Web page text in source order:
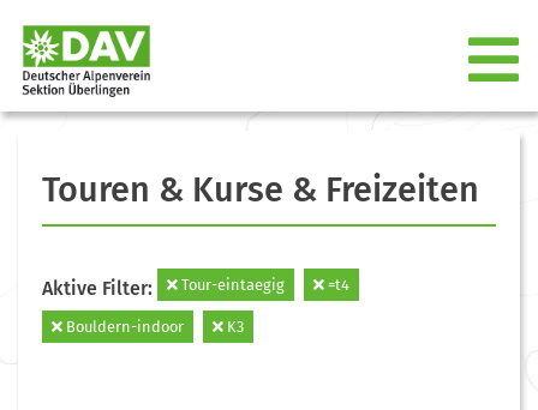
Touren & Kurse & Freizeiten
Aktive Filter: Tour-eintaegig =t4
Bouldern-indoor K3